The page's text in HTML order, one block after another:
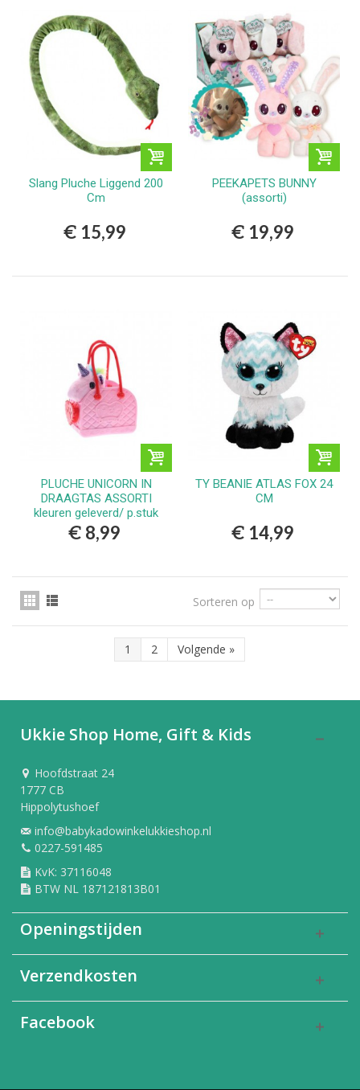
Slang Pluche Liggend 200
Cm
€ 15,99
PEEKAPETS BUNNY
(assorti)
€ 19,99
PLUCHE UNICORN IN
DRAAGTAS ASSORTI
kleuren geleverd/ p.stuk
€ 8,99
TY BEANIE ATLAS FOX 24
CM
€ 14,99
Sorteren op
1 2 Volgende »
Ukkie Shop Home, Gift & Kids
Hoofdstraat 24
1777 CB
Hippolytushoef
info@babykadowinkelukkieshop.nl
0227-591485
KvK: 37116048
BTW NL 187121813B01
Openingstijden
Verzendkosten
Facebook